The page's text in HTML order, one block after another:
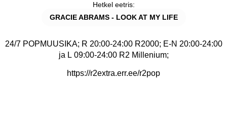
Hetkel eetris:
GRACIE ABRAMS - LOOK AT MY LIFE
24/7 POPMUUSIKA; R 20:00-24:00 R2000; E-N 20:00-24:00
ja L 09:00-24:00 R2 Millenium;
https://r2extra.err.ee/r2pop